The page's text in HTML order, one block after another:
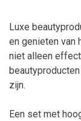
Luxe
en genieten van
niet alleen
zijn.
Een set met